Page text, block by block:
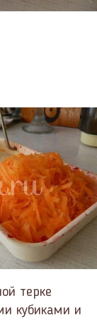
терке
кубиками и